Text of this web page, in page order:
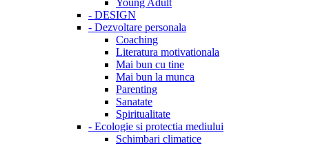
Young Adult
- DESIGN
- Dezvoltare personala
Coaching
Literatura motivationala
Mai bun cu tine
Mai bun la munca
Parenting
Sanatate
Spiritualitate
- Ecologie si protectia mediului
Schimbari climatice